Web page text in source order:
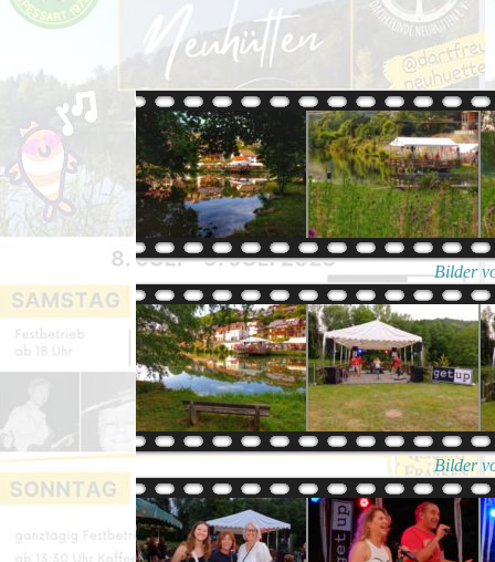
Bilder
Bilder